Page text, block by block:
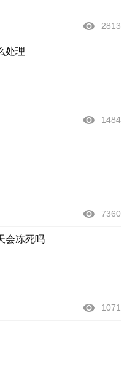
2813
处理
1484
7360
会冻死吗
1071